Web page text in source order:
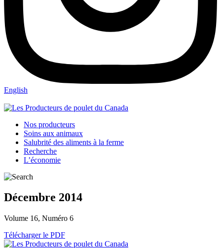
English
Nos producteurs
Soins aux animaux
Salubrité des aliments à la ferme
Recherche
L’économie
Décembre 2014
Volume 16, Numéro 6
Télécharger le PDF